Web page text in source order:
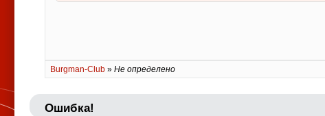
Burgman-Club» Не определено
Ошибка!